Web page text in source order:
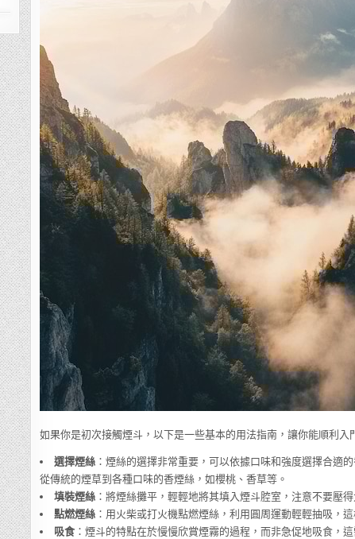
如果你是初次接觸煙斗，以下是一些基本的用法指南，讓你能順利入
選擇煙絲：煙絲的選擇非常重要，可以依據口味和強度選擇合適
從傳統的煙草到各種口味的香煙絲，如櫻桃、香草等。
填裝煙絲：將煙絲攤平，輕輕地將其填入煙斗腔室，注意不要壓
點燃煙絲：用火柴或打火機點燃煙絲，利用圓周運動輕輕抽吸，
吸食：煙斗的特點在於慢慢欣賞煙霧的過程，而非急促地吸食，這